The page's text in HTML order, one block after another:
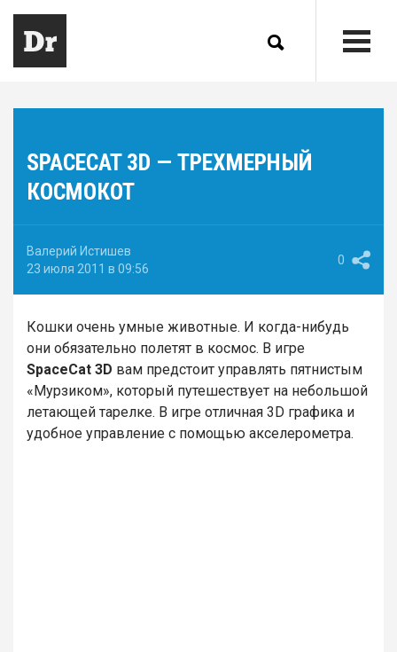
SPACECAT 3D — ТРЕХМЕРНЫЙ
КОСМОКОТ
Валерий Истишев
23 июля 2011 в 09:56
0
Кошки очень умные животные. И когда-нибудь
они обязательно полетят в космос. В игре
SpaceCat 3D вам предстоит управлять пятнистым
«Мурзиком», который путешествует на небольшой
летающей тарелке. В игре отличная 3D графика и
удобное управление с помощью акселерометра.